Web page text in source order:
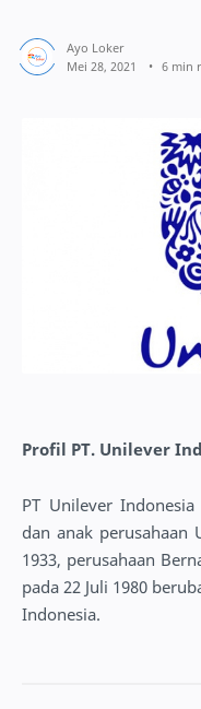
6 min
Profil PT. Unilever
PT Unilever
dan anak perusahaan
1933, perusahaan
pada 22 Juli 1980
Indonesia.